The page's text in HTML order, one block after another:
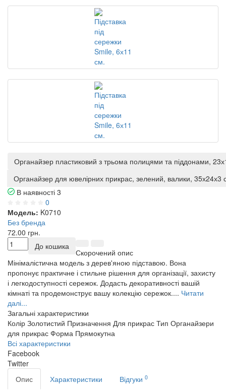
Органайзер пластиковий з трьома полицями та піддонами,
Органайзер для ювелірних прикрас, зелений, валики, 35х24х3
В наявності 3
0
Модель: K0710
Без бренда
72.00 грн.
До кошика
Скорочений опис
Мінімалістична модель з дерев'яною підставою. Вона
пропонує практичне і стильне рішення для організації, захисту
і легкодоступності сережок. Додасть декоративності вашій
кімнаті та продемонструє вашу колекцію сережок.... Читати
далі...
Загальні характеристики
Колір Золотистий Призначення Для прикрас Тип Органайзери
для прикрас Форма Прямокутна
Всі характеристики
Facebook
Twitter
Опис
Характеристики Відгуки 0